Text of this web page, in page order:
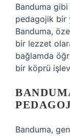
Banduma
pedagojik bir
Banduma,
bir lezzet
bağlamda
bir köprü
Banduma,